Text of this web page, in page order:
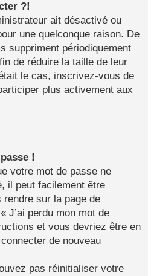
?!
ait désactivé ou
une quelconque raison. De
suppriment périodiquement
de réduire la taille de leur
le cas, inscrivez-vous de
plus activement aux
!
votre mot de passe ne
il peut facilement être
sur la page de
J’ai perdu mon mot de
et vous devriez être en
de nouveau
pas réinitialiser votre